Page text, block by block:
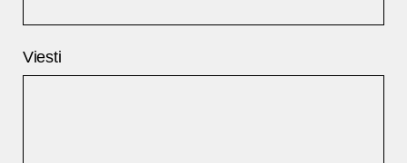
Viesti